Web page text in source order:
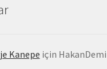
Kanepe için